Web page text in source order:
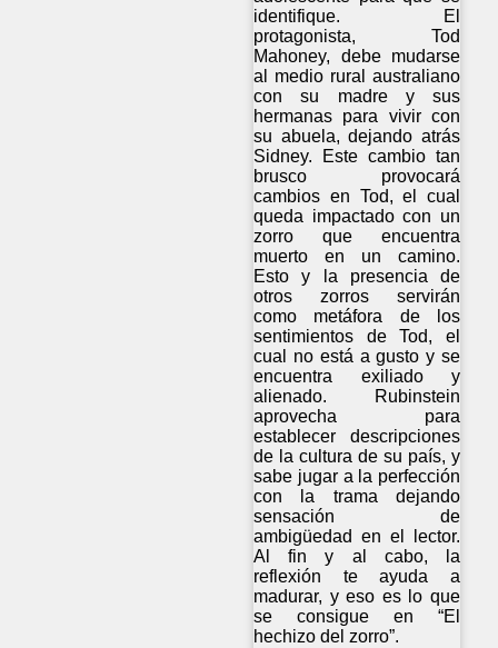
identifique. El
protagonista, Tod
Mahoney, debe mudarse
al medio rural australiano
con su madre y sus
hermanas para vivir con
su abuela, dejando atrás
Sidney. Este cambio tan
brusco provocará
cambios en Tod, el cual
queda impactado con un
zorro que encuentra
muerto en un camino.
Esto y la presencia de
otros zorros servirán
como metáfora de los
sentimientos de Tod, el
cual no está a gusto y se
encuentra exiliado y
alienado. Rubinstein
aprovecha para
establecer descripciones
de la cultura de su país, y
sabe jugar a la perfección
con la trama dejando
sensación de
ambigüedad en el lector.
Al fin y al cabo, la
reflexión te ayuda a
madurar, y eso es lo que
se consigue en “El
hechizo del zorro”.